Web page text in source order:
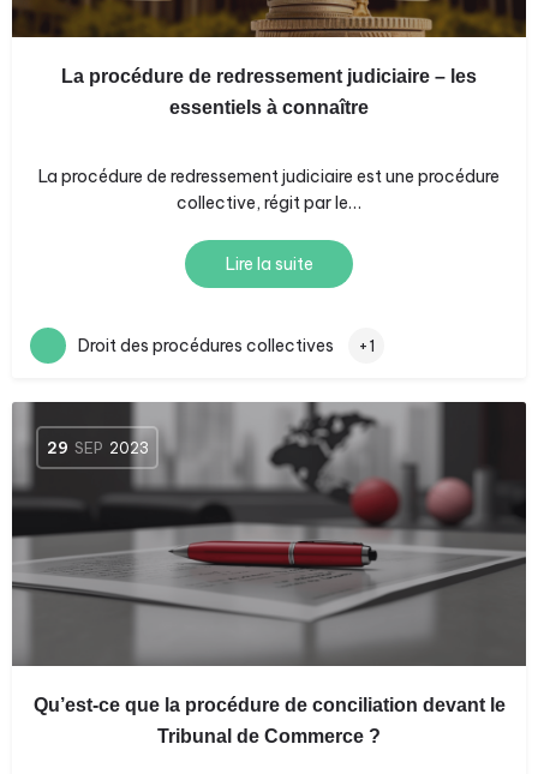
La procédure de redressement judiciaire – les
essentiels à connaître
La procédure de redressement judiciaire est une procédure
collective, régit par le…
Lire la suite
Droit des procédures collectives +1
29 SEP 2023
Qu’est-ce que la procédure de conciliation devant le
Tribunal de Commerce ?